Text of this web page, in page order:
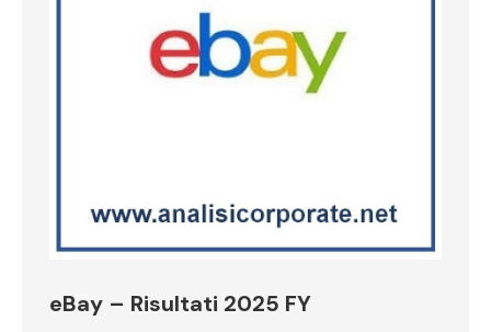
eBay – Risultati 2025 FY